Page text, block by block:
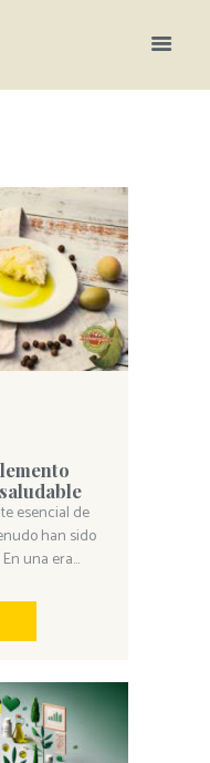
esencial de
han sido
una era...